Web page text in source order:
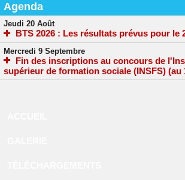
Agenda
Jeudi 20 Août
BTS 2026 : Les résultats prévus pour le
Mercredi 9 Septembre
Fin des inscriptions au concours de
supérieur de formation sociale (INSFS) (au